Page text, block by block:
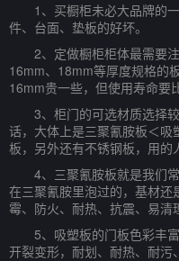
1、买橱柜未必大品牌的一
件、台面、垫板的好坏。
2、定做橱柜柜体最需要注
16mm、18mm等厚度规格的
16mm贵一些，但使用寿命要
3、柜门的可选材质选择较
话，大体上是三聚氰胺板＜吸
板，另外还有不锈钢板，用的
4、三聚氰胺板就是我们常
在三聚氰胺里泡过的，基材
霉、防火、耐热、抗震、易清
5、吸塑板的门板色彩丰富
开裂变形，耐划、耐热、耐污